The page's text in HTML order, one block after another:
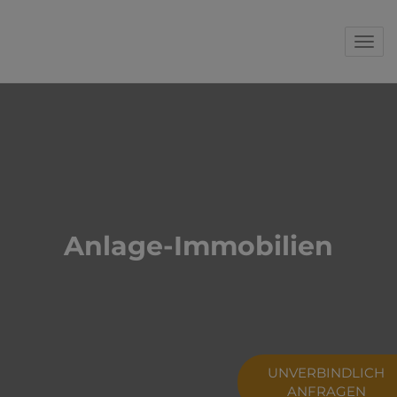
Anlage-Immobilien
UNVERBINDLICH
ANFRAGEN